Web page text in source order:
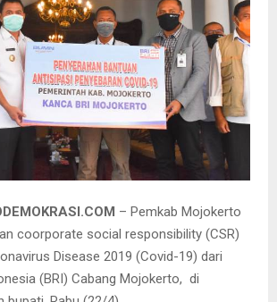
bersama jajaran BRI Cabang Mojokerto ketika
bantuan penanganan Covid-19.
– Pemkab Mojokerto
coorporate social responsibility (CSR)
Disease 2019 (Covid-19) dari
(BRI) Cabang Mojokerto, di